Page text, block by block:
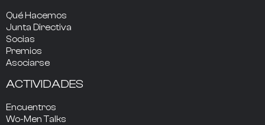
Qué Hacemos
Junta Directiva
Socias
Premios
Asociarse
ACTIVIDADES
Encuentros
Wo-Men Talks